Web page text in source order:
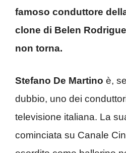
famoso conduttore
clone di Belen
non torna.
Stefano De Martino è,
dubbio, uno dei
televisione italiana. La
cominciata su Canale